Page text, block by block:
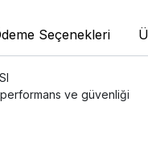
Seçenekleri
ve güvenliği